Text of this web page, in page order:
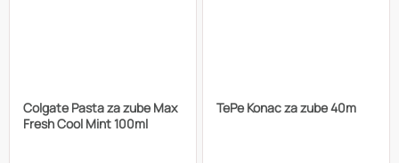
Colgate Pasta za zube Max
Fresh Cool Mint 100ml
TePe Konac za zube 40m